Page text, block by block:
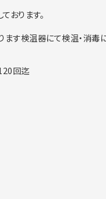
おります。
ます検温器にて検温・消毒
回迄